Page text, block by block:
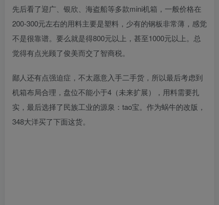
先后看了迎广、银欣、海盗船等多款mini机箱，一般价格在
200-300元左右的用料主要是塑料，少有的钢板非常薄，感觉
不是很靠谱。要么就是得800元以上，甚至1000元以上。总
觉得有点光顾了俊美而交了智商税。
鄙人还有点强迫症，不太愿意入手二手货，所以最后考虑到
机箱布局合理，盘位不能小于4（未来扩展），用料需要扎
实，最后选择了民族工业的源泉：tao宝。作为蜗牛的改版，
348大洋买了下面这货。